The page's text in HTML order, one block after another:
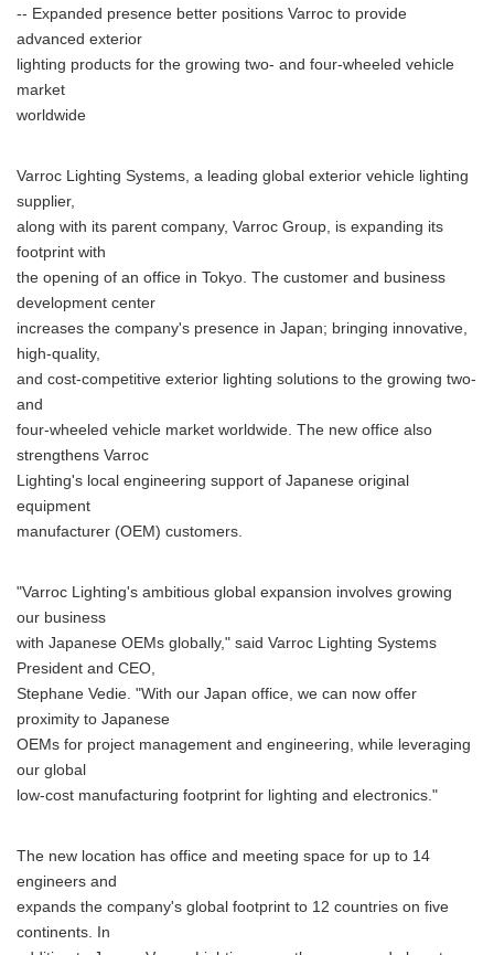
-- Expanded presence better positions Varroc to provide
advanced exterior
lighting products for the growing two- and four-wheeled vehicle
market
worldwide
Varroc Lighting Systems, a leading global exterior vehicle lighting
supplier,
along with its parent company, Varroc Group, is expanding its
footprint with
the opening of an office in Tokyo. The customer and business
development center
increases the company's presence in Japan; bringing innovative,
high-quality,
and cost-competitive exterior lighting solutions to the growing two-
and
four-wheeled vehicle market worldwide. The new office also
strengthens Varroc
Lighting's local engineering support of Japanese original
equipment
manufacturer (OEM) customers.
"Varroc Lighting's ambitious global expansion involves growing
our business
with Japanese OEMs globally," said Varroc Lighting Systems
President and CEO,
Stephane Vedie. "With our Japan office, we can now offer
proximity to Japanese
OEMs for project management and engineering, while leveraging
our global
low-cost manufacturing footprint for lighting and electronics."
The new location has office and meeting space for up to 14
engineers and
expands the company's global footprint to 12 countries on five
continents. In